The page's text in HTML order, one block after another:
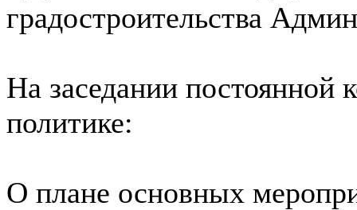
градостроительства
На заседании постоянной
политике:
О плане основных